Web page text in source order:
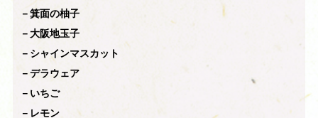
－箕面の柚子
－大阪地玉子
－シャインマスカット
－デラウェア
－いちご
－レモン